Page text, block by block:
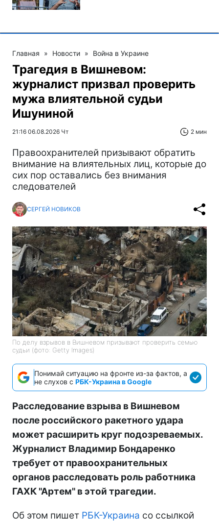
Главная » Новости » Война в Украине
Трагедия в Вишневом:
журналист призвал проверить
мужа влиятельной судьи
Ишуниной
21:16 06.08.2026 Чт 2 мин
Правоохранителей призывают обратить
внимание на влиятельных лиц, которые до
сих пор оставались без внимания
следователей
СЕРГЕЙ НОВИКОВ
По делу взрывов в Вишневом призывают проверить семью
судьи (фото: Getty Images)
Понимай ситуацию на фронте из-за фактов, а
не слухов с РБК-Украина в Google
Расследование взрыва в Вишневом
после российского ракетного удара
может расширить круг подозреваемых.
Журналист Владимир Бондаренко
требует от правоохранительных
органов расследовать роль работника
ГАХК "Артем" в этой трагедии.
Об этом пишет РБК-Украина со ссылкой